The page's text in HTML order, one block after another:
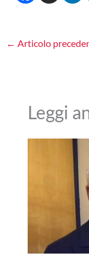
← Articolo
Leggi